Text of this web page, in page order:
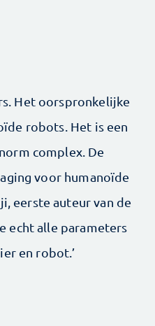
Het oorspronkelijke
robots. Het is een
complex. De
voor humanoïde
eerste auteur van de
echt alle parameters
en robot.’